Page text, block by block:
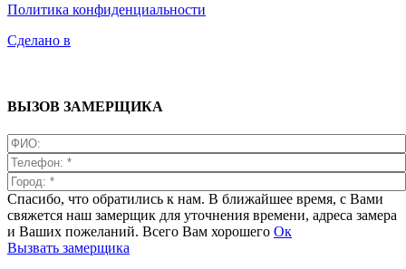
Политика конфиденциальности
Сделано в
ВЫЗОВ ЗАМЕРЩИКА
Спасибо, что обратились к нам. В ближайшее время, с Вами
свяжется наш замерщик для уточнения времени, адреса замера
и Ваших пожеланий. Всего Вам хорошего Ок
Вызвать замерщика